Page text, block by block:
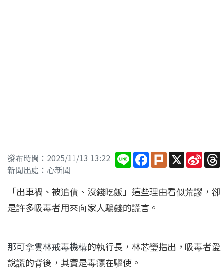
發布時間：2025/11/13 13:22
新聞出處：心新聞
Line Facebook
PlurkX Sina
「出車禍、被追債、沒錢吃飯」這些理由看似荒謬，卻
是許多吸毒者用來向家人騙錢的謊言。
那可拿雲林戒毒機構的執行長，林芯瑩指出，吸毒者愛
說謊的背後，其實是毒癮在驅使。